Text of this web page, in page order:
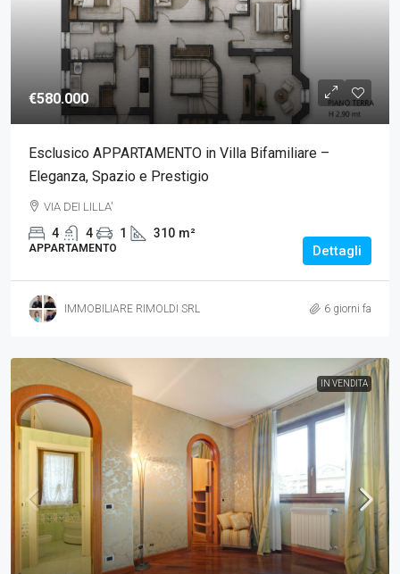
€580.000
Esclusico APPARTAMENTO in Villa Bifamiliare –
Eleganza, Spazio e Prestigio
VIA DEI LILLA'
4 4 1 310 m²
APPARTAMENTO Dettagli
IMMOBILIARE RIMOLDI SRL 6 giorni fa
IN VENDITA